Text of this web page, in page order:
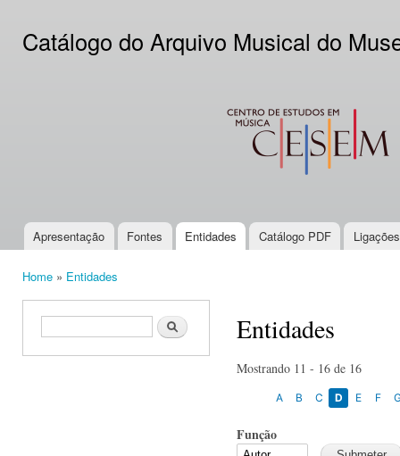
Catálogo do Arquivo Musical do
CESEM
Main menu
Apresentação Fontes Entidades Catálogo PDF
Home » Entidades
Search form Search Entidades
Mostrando 11 - 16 de 16
A B C D E F
Função